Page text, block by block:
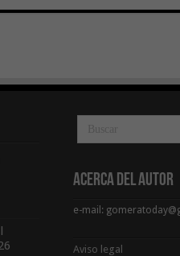
Acerca del Autor
e-mail:
Aviso legal